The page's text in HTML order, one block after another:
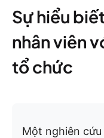
Sự hiểu
nhân viên
tổ chức
Một nghiên